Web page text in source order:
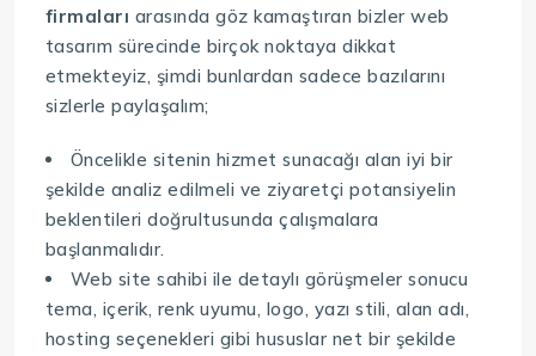
firmaları arasında göz kamaştıran bizler web
tasarım sürecinde birçok noktaya dikkat
etmekteyiz, şimdi bunlardan sadece bazılarını
sizlerle paylaşalım;
Öncelikle sitenin hizmet sunacağı alan iyi bir
şekilde analiz edilmeli ve ziyaretçi potansiyelin
beklentileri doğrultusunda çalışmalara
başlanmalıdır.
Web site sahibi ile detaylı görüşmeler sonucu
tema, içerik, renk uyumu, logo, yazı stili, alan adı,
hosting seçenekleri gibi hususlar net bir şekilde